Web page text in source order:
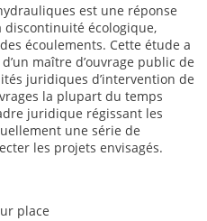
est une réponse
écologique,
écoulements. Cette étude a
maître d’ouvrage public de
juridiques d’intervention de
la plupart du temps
juridique régissant les
une série de
les projets envisagés.
place